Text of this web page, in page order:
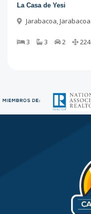
La Casa de Yesi
Jarabacoa,Jarabacoa
3 3 2 224